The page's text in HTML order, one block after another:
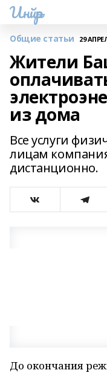
Инйәр
Общие статьи 29
Жители
из дома
Все услуги
лицам
дистанционно.
До окончания